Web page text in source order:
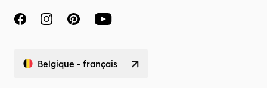
Belgique - français